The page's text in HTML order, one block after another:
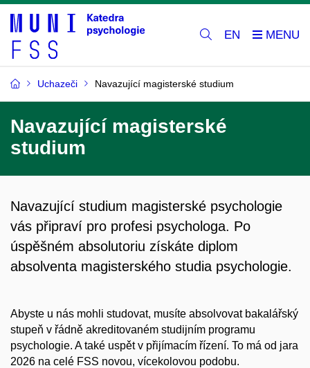
EN
Uchazeči Navazující magisterské studium
Navazující magisterské
studium
Navazující studium magisterské psychologie
vás připraví pro profesi psychologa. Po
úspěšném absolutoriu získáte diplom
absolventa magisterského studia psychologie.
Abyste u nás mohli studovat, musíte absolvovat bakalářský
stupeň v řádně akreditovaném studijním programu
psychologie. A také uspět v přijímacím řízení. To má od jara
2026 na celé FSS novou, vícekolovou podobu.